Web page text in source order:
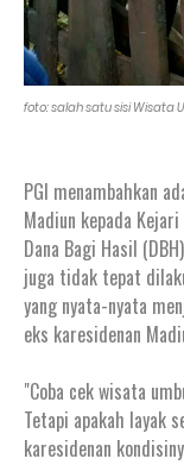
foto: salah satu sisi Wisata
PGI menambahkan
Madiun kepada
Dana Bagi Hasil
juga tidak tepat
yang nyata-nyata
eks karesidenan
"Coba cek wisata
Tetapi apakah layak
karesidenan